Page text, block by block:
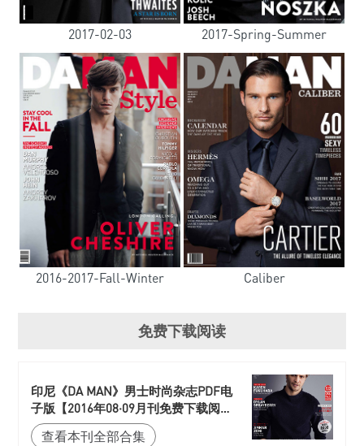
2017-02-03 2017-Spring-Summer
2016-2017-Fall-Winter Caliber
免费下载阅读
印尼《DA MAN》男士时尚杂志PDF电
子版【2016年08·09月刊免费下载阅
读】
查看本刊全部合集